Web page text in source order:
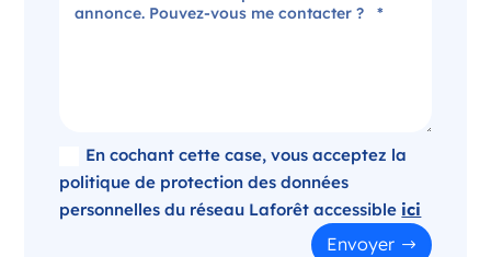
Opportunité d’ouverture à Panazol
En cochant cette case, vous acceptez la
politique de protection des données
personnelles du réseau Laforêt accessible ici
Envoyer